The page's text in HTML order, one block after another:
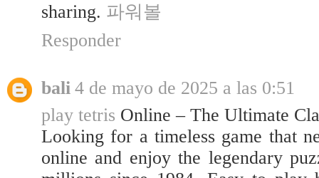
sharing. 파워볼
Responder
bali 4 de mayo de 2025 a las 0:51
play tetris Online – The Ultimate
Looking for a timeless game that
online and enjoy the legendary